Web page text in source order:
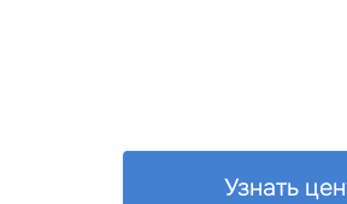
Узнать